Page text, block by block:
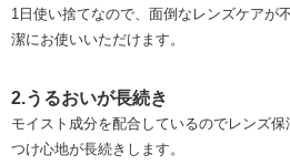
1日使い捨てなので、面倒なレンズケアが
潔にお使いいただけます。
2.うるおいが長続き
モイスト成分を配合しているのでレンズ
つけ心地が長続きします。